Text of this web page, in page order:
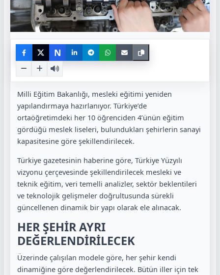
N
Milli Eğitim Bakanlığı, mesleki eğitimi yeniden
yapılandırmaya hazırlanıyor. Türkiye’de
ortaöğretimdeki her 10 öğrenciden 4’ünün eğitim
gördüğü meslek liseleri, bulundukları şehirlerin sanayi
kapasitesine göre şekillendirilecek.
Türkiye gazetesinin haberine göre, Türkiye Yüzyılı
vizyonu çerçevesinde şekillendirilecek mesleki ve
teknik eğitim, veri temelli analizler, sektör beklentileri
ve teknolojik gelişmeler doğrultusunda sürekli
güncellenen dinamik bir yapı olarak ele alınacak.
HER ŞEHİR AYRI
DEĞERLENDİRİLECEK
Üzerinde çalışılan modele göre, her şehir kendi
dinamiğine göre değerlendirilecek. Bütün iller için tek